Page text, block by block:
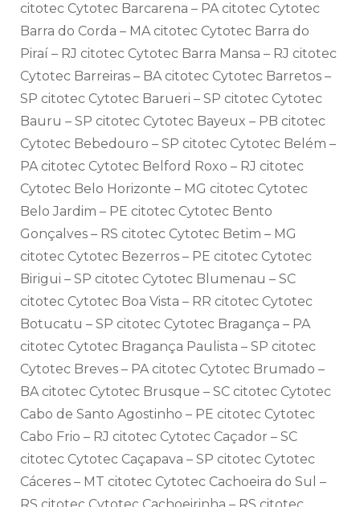
citotec Cytotec Barcarena – PA citotec Cytotec
Barra do Corda – MA citotec Cytotec Barra do
Piraí – RJ citotec Cytotec Barra Mansa – RJ citotec
Cytotec Barreiras – BA citotec Cytotec Barretos –
SP citotec Cytotec Barueri – SP citotec Cytotec
Bauru – SP citotec Cytotec Bayeux – PB citotec
Cytotec Bebedouro – SP citotec Cytotec Belém –
PA citotec Cytotec Belford Roxo – RJ citotec
Cytotec Belo Horizonte – MG citotec Cytotec
Belo Jardim – PE citotec Cytotec Bento
Gonçalves – RS citotec Cytotec Betim – MG
citotec Cytotec Bezerros – PE citotec Cytotec
Birigui – SP citotec Cytotec Blumenau – SC
citotec Cytotec Boa Vista – RR citotec Cytotec
Botucatu – SP citotec Cytotec Bragança – PA
citotec Cytotec Bragança Paulista – SP citotec
Cytotec Breves – PA citotec Cytotec Brumado –
BA citotec Cytotec Brusque – SC citotec Cytotec
Cabo de Santo Agostinho – PE citotec Cytotec
Cabo Frio – RJ citotec Cytotec Caçador – SC
citotec Cytotec Caçapava – SP citotec Cytotec
Cáceres – MT citotec Cytotec Cachoeira do Sul –